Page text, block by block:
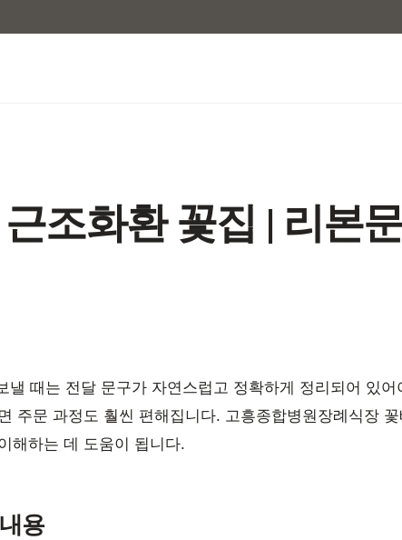
조화환 꽃집 | 리본
낼 때는 전달 문구가 자연스럽고 정확하게 정리되어 있
주문 과정도 훨씬 편해집니다. 고흥종합병원장례식장
해하는 데 도움이 됩니다.
용